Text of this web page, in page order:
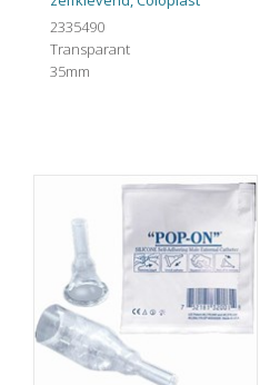
2335490
Transparant
35mm